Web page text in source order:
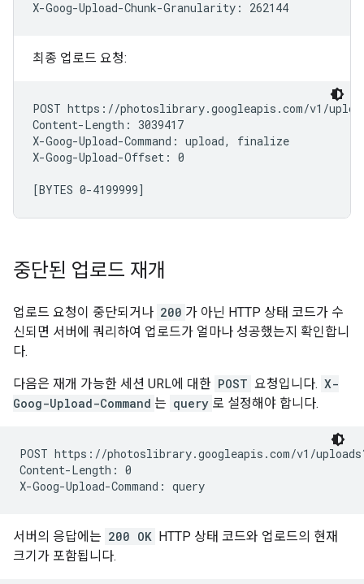
최종 업로드 요청:
POST https://photoslibrary.googleapis.com/v1/
Content-Length: 3039417
X-Goog-Upload-Command: upload, finalize
X-Goog-Upload-Offset: 0
중단된 업로드 재개
업로드 요청이 중단되거나 200 가 아닌 HTTP 상태 코드가 수
신되면 서버에 쿼리하여 업로드가 얼마나 성공했는지 확인합니
다.
다음은 재개 가능한 세션 URL에 대한 POST 요청입니다. X-
Goog-Upload-Command 는 query 로 설정해야 합니다.
POST https://photoslibrary.googleapis.com/v1/
Content-Length: 0
서버의 응답에는 200 OK HTTP 상태 코드와 업로드의 현재
크기가 포함됩니다.